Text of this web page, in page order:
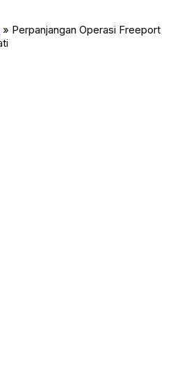
» Perpanjangan Operasi Freeport